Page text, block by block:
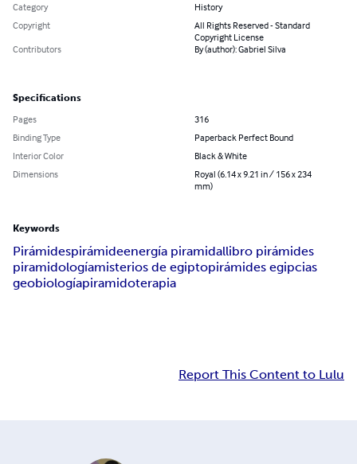
Category
History
Copyright
All Rights Reserved - Standard
Copyright License
Contributors
By (author): Gabriel Silva
Specifications
Pages
316
Binding Type
Paperback Perfect Bound
Interior Color
Black & White
Dimensions
Royal (6.14 x 9.21 in / 156 x 234
mm)
Keywords
Pirámidespirámideenergía piramidallibro pirámides
piramidologíamisterios de egiptopirámides egipcias
geobiologíapiramidoterapia
Report This Content to Lulu